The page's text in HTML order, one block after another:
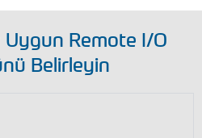
Uygun Remote I/O
Belirleyin